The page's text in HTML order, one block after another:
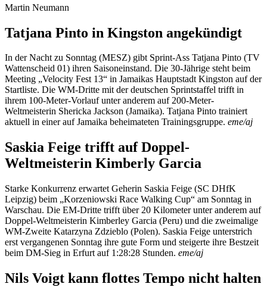
Martin Neumann
Tatjana Pinto in Kingston angekündigt
In der Nacht zu Sonntag (MESZ) gibt Sprint-Ass Tatjana Pinto (TV
Wattenscheid 01) ihren Saisoneinstand. Die 30-Jährige steht beim
Meeting „Velocity Fest 13“ in Jamaikas Hauptstadt Kingston auf der
Startliste. Die WM-Dritte mit der deutschen Sprintstaffel trifft in
ihrem 100-Meter-Vorlauf unter anderem auf 200-Meter-
Weltmeisterin Shericka Jackson (Jamaika). Tatjana Pinto trainiert
aktuell in einer auf Jamaika beheimateten Trainingsgruppe. eme/aj
Saskia Feige trifft auf Doppel-
Weltmeisterin Kimberly Garcia
Starke Konkurrenz erwartet Geherin Saskia Feige (SC DHfK
Leipzig) beim „Korzeniowski Race Walking Cup“ am Sonntag in
Warschau. Die EM-Dritte trifft über 20 Kilometer unter anderem auf
Doppel-Weltmeisterin Kimberley Garcia (Peru) und die zweimalige
WM-Zweite Katarzyna Zdzieblo (Polen). Saskia Feige unterstrich
erst vergangenen Sonntag ihre gute Form und steigerte ihre Bestzeit
beim DM-Sieg in Erfurt auf 1:28:28 Stunden. eme/aj
Nils Voigt kann flottes Tempo nicht halten